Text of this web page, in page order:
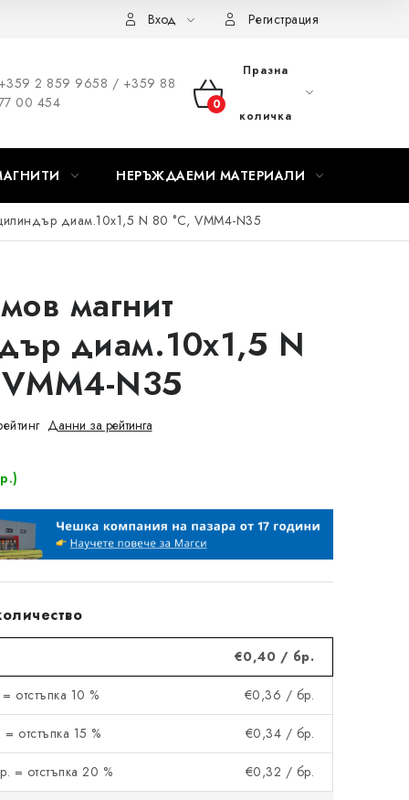
Вход Регистрация
2 859 9658 / +359 88
00 454
КОЛИЧКА
ПАЗАРУВАНЕ
Празна
количка
НЕРЪЖДАЕМИ МАТЕРИАЛИ
диам.10x1,5 N 80 °C, VMM4-N35
магнит
диам.10x1,5 N
N35
Данни за рейтинга
€0,40 / бр.
отстъпка 10 % €0,36 / бр.
отстъпка 15 % €0,34 / бр.
= отстъпка 20 % €0,32 / бр.